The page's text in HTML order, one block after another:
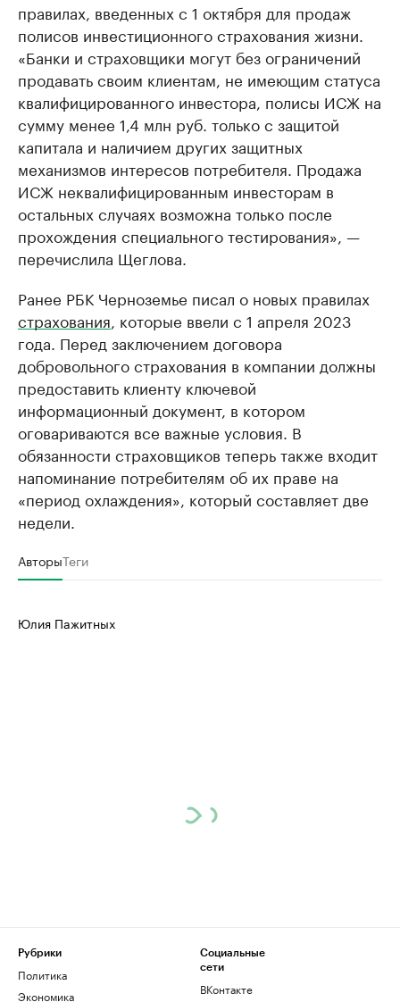
правилах, введенных с 1 октября для продаж
полисов инвестиционного страхования жизни.
«Банки и страховщики могут без ограничений
продавать своим клиентам, не имеющим статуса
квалифицированного инвестора, полисы ИСЖ на
сумму менее 1,4 млн руб. только с защитой
капитала и наличием других защитных
механизмов интересов потребителя. Продажа
ИСЖ неквалифицированным инвесторам в
остальных случаях возможна только после
прохождения специального тестирования», —
перечислила Щеглова.
Ранее РБК Черноземье писал о новых правилах
страхования, которые ввели с 1 апреля 2023
года. Перед заключением договора
добровольного страхования в компании должны
предоставить клиенту ключевой
информационный документ, в котором
оговариваются все важные условия. В
обязанности страховщиков теперь также входит
напоминание потребителям об их праве на
«период охлаждения», который составляет две
недели.
АвторыТеги
Юлия Пажитных
Рубрики
Политика
Экономика
Социальные
сети
ВКонтакте